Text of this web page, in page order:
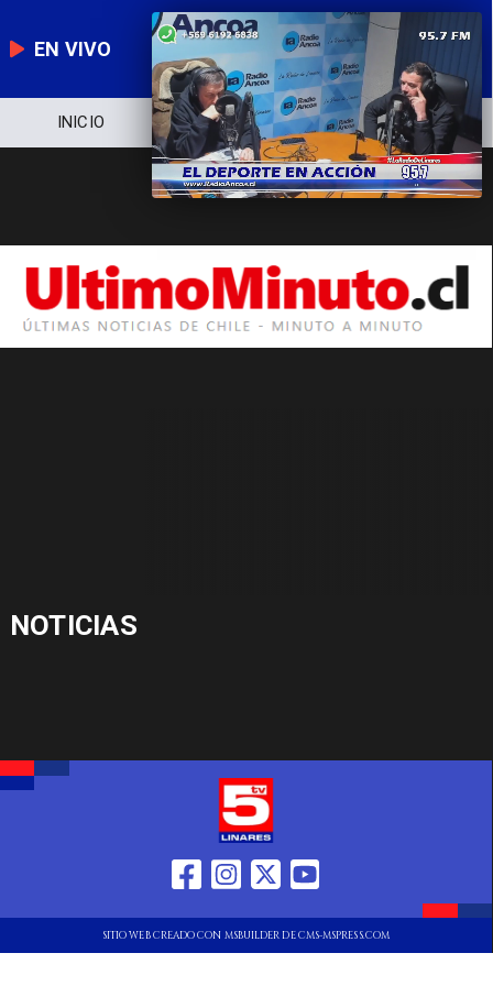
EN VIVO
INICIO NOTICIERO POLÍTICA
NOTICIAS
SITIO WEB CREADO CON MSBUILDER DE CMS-MSPRESS.COM